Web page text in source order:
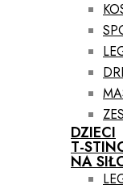
DZIECI
T-
NA